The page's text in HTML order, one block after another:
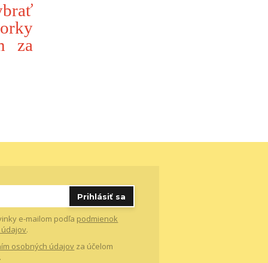
za
Prihlásiť sa
e-mailom podľa podmienok
.
osobných údajov za účelom